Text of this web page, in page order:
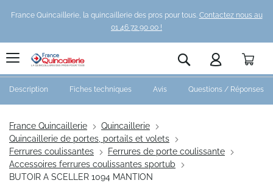
France Quincaillerie, la quincaillerie des pros pour tous. Contactez nous au
01 46 72 90 00 !
Rechercher
France Quincaillerie
Quincaillerie
Quincaillerie de portes, portails et volets
Ferrures coulissantes
Ferrures de porte coulissante
Accessoires ferrures coulissantes sportub
BUTOIR A SCELLER 1094 MANTION
Description Fiches techniques Avis Questions / Réponses